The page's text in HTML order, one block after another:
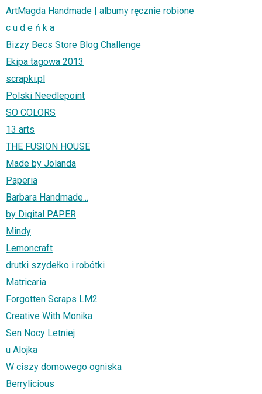
ArtMagda Handmade | albumy ręcznie robione
c u d e ń k a
Bizzy Becs Store Blog Challenge
Ekipa tagowa 2013
scrapki.pl
Polski Needlepoint
SO COLORS
13 arts
THE FUSION HOUSE
Made by Jolanda
Paperia
Barbara Handmade...
by Digital PAPER
Mindy
Lemoncraft
drutki szydełko i robótki
Matricaria
Forgotten Scraps LM2
Creative With Monika
Sen Nocy Letniej
u Alojka
W ciszy domowego ogniska
Berrylicious